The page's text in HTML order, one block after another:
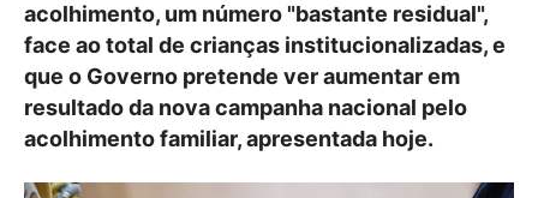
acolhimento, um número "bastante residual",
face ao total de crianças institucionalizadas, e
que o Governo pretende ver aumentar em
resultado da nova campanha nacional pelo
acolhimento familiar, apresentada hoje.